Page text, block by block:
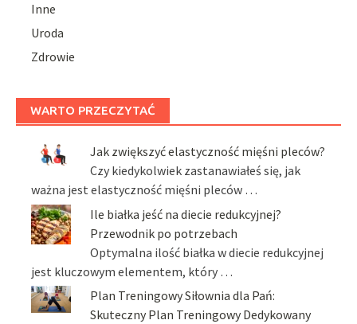
Inne
Uroda
Zdrowie
WARTO PRZECZYTAĆ
Jak zwiększyć elastyczność mięśni pleców?
Czy kiedykolwiek zastanawiałeś się, jak
ważna jest elastyczność mięśni pleców …
Ile białka jeść na diecie redukcyjnej?
Przewodnik po potrzebach
Optymalna ilość białka w diecie redukcyjnej
jest kluczowym elementem, który …
Plan Treningowy Siłownia dla Pań:
Skuteczny Plan Treningowy Dedykowany